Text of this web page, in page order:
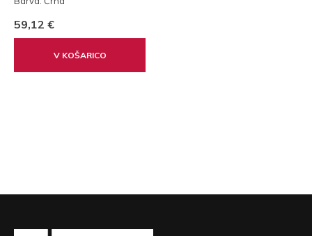
59,12 €
V KOŠARICO